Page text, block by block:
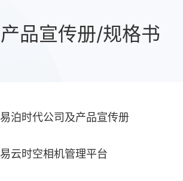
产品宣传册/规格书
易泊时代公司及产品宣传册
易云时空相机管理平台